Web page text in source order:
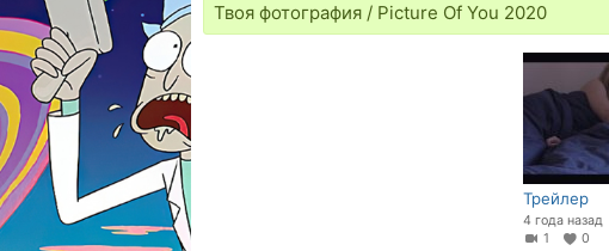
Твоя фотография / Picture Of You 2020
Трейлер
4 года назад
1
0